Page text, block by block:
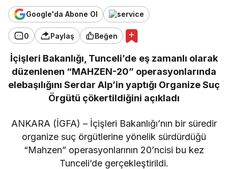
Google'da Abone Ol
0 Paylaş Beğen
İçişleri Bakanlığı, Tunceli’de eş zamanlı olarak
düzenlenen “MAHZEN-20” operasyonlarında
elebaşılığını Serdar Alp’in yaptığı Organize Suç
Örgütü çökertildiğini açıkladı
ANKARA (İGFA) – İçişleri Bakanlığı’nın bir süredir
organize suç örgütlerine yönelik sürdürdüğü
“Mahzen” operasyonlarının 20’ncisi bu kez
Tunceli’de gerçekleştirildi.